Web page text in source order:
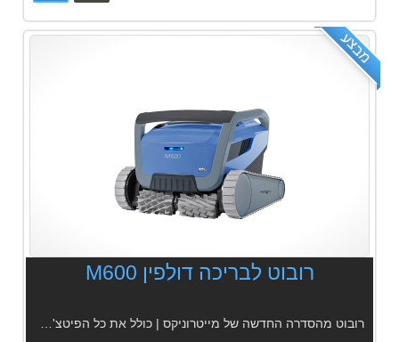
מבצע
רובוט לבריכה דולפין M600